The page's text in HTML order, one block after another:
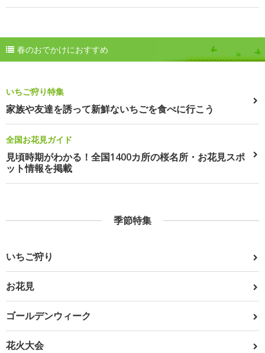
春のおでかけにおすすめ
いちご狩り特集
家族や友達を誘って新鮮ないちごを食べに行こう
全国お花見ガイド
見頃時期がわかる！全国1400カ所の桜名所・お花見スポ
ット情報を掲載
季節特集
いちご狩り
お花見
ゴールデンウィーク
花火大会